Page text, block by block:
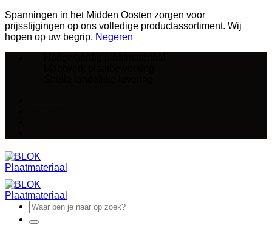
Spanningen in het Midden Oosten zorgen voor
prijsstijgingen op ons volledige productassortiment. Wij
hopen op uw begrip. Negeren
Zoeken
naar: